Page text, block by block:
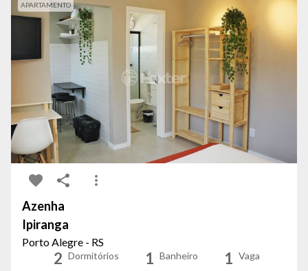
APARTAMENTO
Azenha
Ipiranga
Porto Alegre - RS
2 Dormitórios 1 Banheiro 1 Vaga